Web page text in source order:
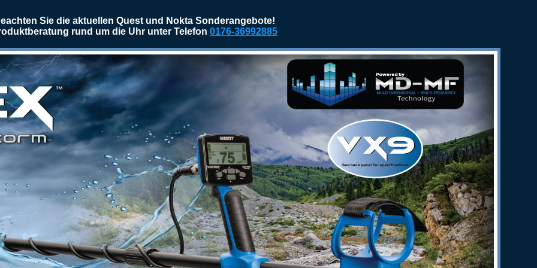
Sie die aktuellen Quest und Nokta Sonderangebote!
rund um die Uhr unter Telefon 0176-36992885